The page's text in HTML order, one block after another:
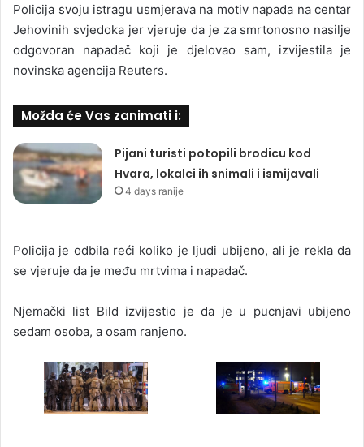
Policija svoju istragu usmjerava na motiv napada na centar
Jehovinih svjedoka jer vjeruje da je za smrtonosno nasilje
odgovoran napadač koji je djelovao sam, izvijestila je
novinska agencija Reuters.
Možda će Vas zanimati i:
Pijani turisti potopili brodicu kod
Hvara, lokalci ih snimali i ismijavali
4 days ranije
Policija je odbila reći koliko je ljudi ubijeno, ali je rekla da
se vjeruje da je među mrtvima i napadač.
Njemački list Bild izvijestio je da je u pucnjavi ubijeno
sedam osoba, a osam ranjeno.